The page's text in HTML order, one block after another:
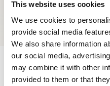
This website uses cookies
We use cookies to
provide social media
We also share information
our social media,
may combine it with other
provided to them or that